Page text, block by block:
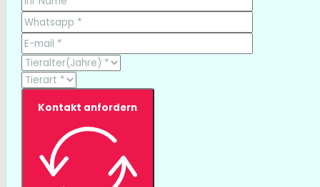
Kontakt anfordern